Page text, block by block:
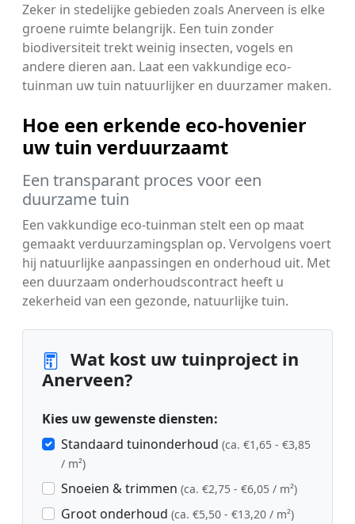
Zeker in stedelijke gebieden zoals Anerveen is elke
groene ruimte belangrijk. Een tuin zonder
biodiversiteit trekt weinig insecten, vogels en
andere dieren aan. Laat een vakkundige eco-
tuinman uw tuin natuurlijker en duurzamer maken.
Hoe een erkende eco-hovenier
uw tuin verduurzaamt
Een transparant proces voor een
duurzame tuin
Een vakkundige eco-tuinman stelt een op maat
gemaakt verduurzamingsplan op. Vervolgens voert
hij natuurlijke aanpassingen en onderhoud uit. Met
een duurzaam onderhoudscontract heeft u
zekerheid van een gezonde, natuurlijke tuin.
Wat kost uw tuinproject in
Anerveen?
Kies uw gewenste diensten:
Standaard tuinonderhoud (ca. €1,65 - €3,85
/ m²)
Snoeien & trimmen (ca. €2,75 - €6,05 / m²)
Groot onderhoud (ca. €5,50 - €13,20 / m²)